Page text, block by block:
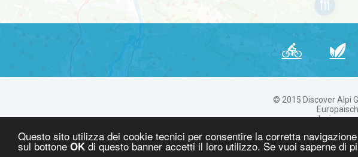
Questo sito utilizza dei cookie tecnici per consentire la corretta
sul bottone OK di questo banner accetti il loro utilizzo. Se vuoi saperne di
© 2015 Discover Alpi
design e